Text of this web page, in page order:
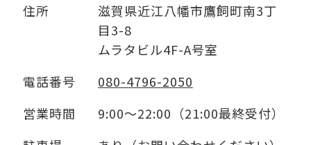
住所
滋賀県近江八幡市鷹飼町南3丁
目3-8
ムラタビル4F-A号室
電話番号
080-4796-2050
営業時間
9:00～22:00（21:00最終受付）